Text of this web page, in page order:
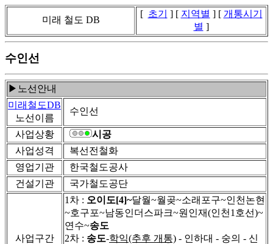
미래 철도 DB
[ 초기 ] [ 지역별 ] [ 개통시기
별 ]
수인선
▶노선안내
미래철도DB
노선이름
수인선
사업상황
시공
사업성격
복선전철화
영업기관
한국철도공사
건설기관
국가철도공단
사업구간
1차 : 오이도[4]~달월~월곶~소래포구~인천논현
~호구포~남동인더스파크~원인재(인천1호선)~
연수~송도
2차 : 송도-학익(추후 개통) - 인하대 - 숭의 - 신